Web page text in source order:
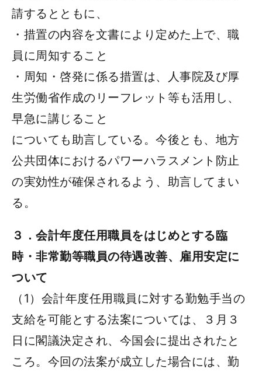
請するとともに、
・措置の内容を文書により定めた上で、職
員に周知すること
・周知・啓発に係る措置は、人事院及び厚
生労働省作成のリーフレット等も活用し、
早急に講じること
についても助言している。今後とも、地方
公共団体におけるパワーハラスメント防止
の実効性が確保されるよう、助言してまい
る。
３．会計年度任用職員をはじめとする臨
時・非常勤等職員の待遇改善、雇用安定に
ついて
（1）会計年度任用職員に対する勤勉手当の
支給を可能とする法案については、３月３
日に閣議決定され、今国会に提出されたと
ころ。今回の法案が成立した場合には、勤